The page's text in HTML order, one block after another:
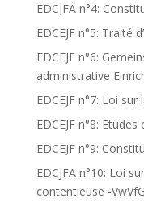
EDCJFA n°4:
EDCEJF n°5: Traité
EDCEJF n°6:
administrative
EDCEJF n°7: Loi
EDCEJF n°8:
EDCEJF n°9:
EDCJFA n°10: Loi
contentieuse -